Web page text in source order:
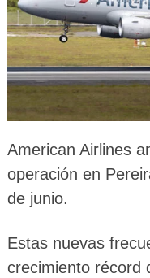
American Airlines
operación en
de junio.
Estas nuevas
crecimiento récord